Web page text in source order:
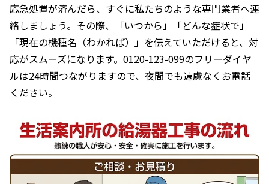
応急処置が済んだら、すぐに私たちのような専門業者へ連
絡しましょう。その際、「いつから」「どんな症状で」
「現在の機種名（わかれば）」を伝えていただけると、対
応がスムーズになります。0120-123-099のフリーダイヤ
ルは24時間つながりますので、夜間でも遠慮なくお電話
ください。